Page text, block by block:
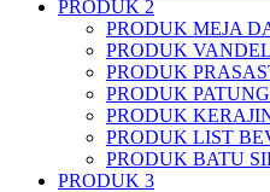
PRODUK 2
PRODUK MEJA
PRODUK
PRODUK
PRODUK
PRODUK
PRODUK LIST
PRODUK BATU
PRODUK 3